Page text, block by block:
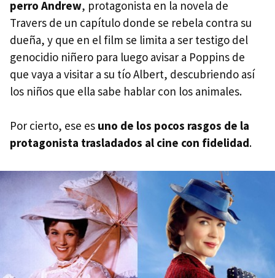
perro Andrew, protagonista en la novela de
Travers de un capítulo donde se rebela contra su
dueña, y que en el film se limita a ser testigo del
genocidio niñero para luego avisar a Poppins de
que vaya a visitar a su tío Albert, descubriendo así
los niños que ella sabe hablar con los animales.
Por cierto, ese es uno de los pocos rasgos de la
protagonista trasladados al cine con fidelidad.